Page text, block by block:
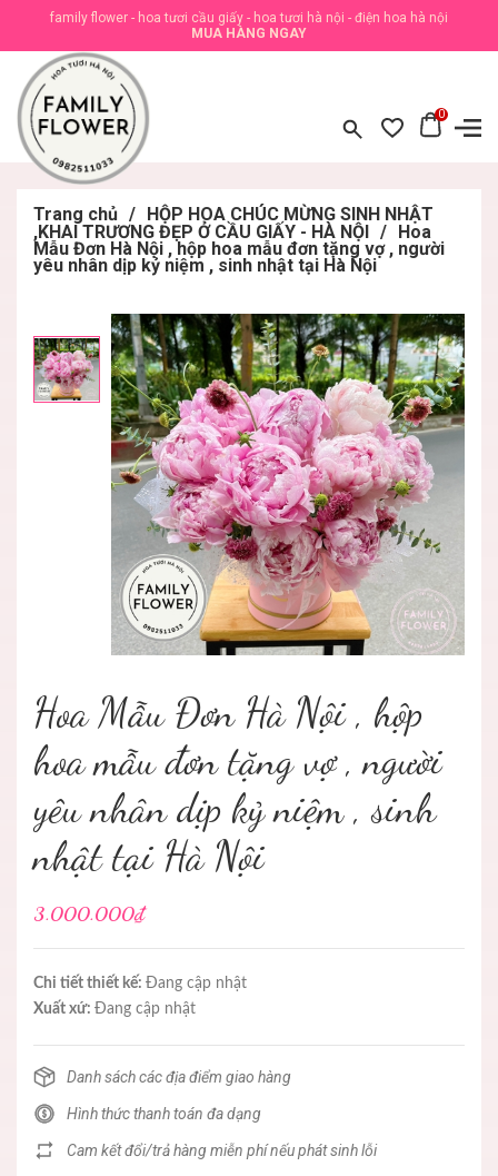
family flower - hoa tươi cầu giấy - hoa tươi hà nội - điện hoa hà nội
MUA HÀNG NGAY
0
Trang chủ / HỘP HOA CHÚC MỪNG SINH NHẬT
,KHAI TRƯƠNG ĐẸP Ở CẦU GIẤY - HÀ NỘI / Hoa
Mẫu Đơn Hà Nội , hộp hoa mẫu đơn tặng vợ , người
yêu nhân dịp kỷ niệm , sinh nhật tại Hà Nội
Hoa Mẫu Đơn Hà Nội , hộp
hoa mẫu đơn tặng vợ , người
yêu nhân dịp kỷ niệm , sinh
nhật tại Hà Nội
3.000.000₫
Chi tiết thiết kế: Đang cập nhật
Xuất xứ: Đang cập nhật
Danh sách các địa điểm giao hàng
Hình thức thanh toán đa dạng
Cam kết đổi/trả hàng miễn phí nếu phát sinh lỗi